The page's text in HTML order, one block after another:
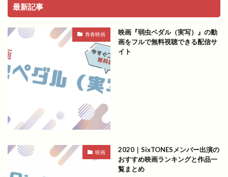
最新記事
青春映画
映画『弱虫ペダル（実写）』の動
画をフルで無料視聴できる配信サ
イト
映画
2020｜SixTONESメンバー出演の
おすすめ映画ランキングと作品一
覧まとめ